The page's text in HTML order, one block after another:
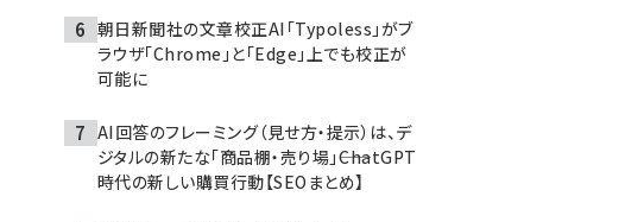
朝日新聞社の文章校正AI「Typoless」がブ
ラウザ「Chrome」と「Edge」上でも校正が
可能に
AI回答のフレーミング（見せ方・提示）は、デ
ジタルの新たな「商品棚・売り場」――ChatGPT
時代の新しい購買行動【SEOまとめ】